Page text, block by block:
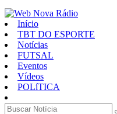
Início
TBT DO ESPORTE
Notícias
FUTSAL
Eventos
Vídeos
POLíTICA